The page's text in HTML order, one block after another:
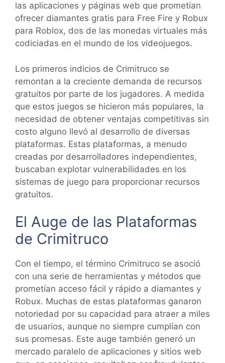
las aplicaciones y páginas web que prometían
ofrecer diamantes gratis para Free Fire y Robux
para Roblox, dos de las monedas virtuales más
codiciadas en el mundo de los videojuegos.
Los primeros indicios de Crimitruco se
remontan a la creciente demanda de recursos
gratuitos por parte de los jugadores. A medida
que estos juegos se hicieron más populares, la
necesidad de obtener ventajas competitivas sin
costo alguno llevó al desarrollo de diversas
plataformas. Estas plataformas, a menudo
creadas por desarrolladores independientes,
buscaban explotar vulnerabilidades en los
sistemas de juego para proporcionar recursos
gratuitos.
El Auge de las Plataformas
de Crimitruco
Con el tiempo, el término Crimitruco se asoció
con una serie de herramientas y métodos que
prometían acceso fácil y rápido a diamantes y
Robux. Muchas de estas plataformas ganaron
notoriedad por su capacidad para atraer a miles
de usuarios, aunque no siempre cumplían con
sus promesas. Este auge también generó un
mercado paralelo de aplicaciones y sitios web